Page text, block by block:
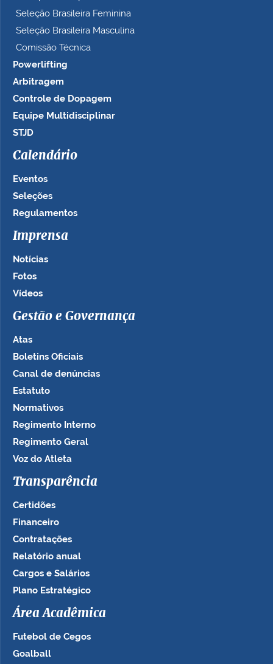
Seleção Brasileira Feminina
Seleção Brasileira Masculina
Comissão Técnica
Powerlifting
Arbitragem
Controle de Dopagem
Equipe Multidisciplinar
STJD
Calendário
Eventos
Seleções
Regulamentos
Imprensa
Notícias
Fotos
Vídeos
Gestão e Governança
Atas
Boletins Oficiais
Canal de denúncias
Estatuto
Normativos
Regimento Interno
Regimento Geral
Voz do Atleta
Transparência
Certidões
Financeiro
Contratações
Relatório anual
Cargos e Salários
Plano Estratégico
Área Acadêmica
Futebol de Cegos
Goalball